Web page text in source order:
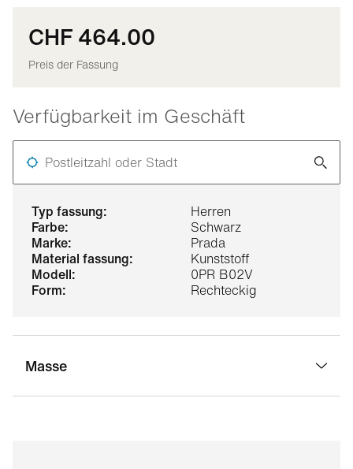
typ fassung:
Herren
farbe:
Schwarz
marke:
Prada
material fassung:
Kunststoff
modell:
0PR B02V
form:
Rechteckig
Masse
CHF 464.00
Preis der Fassung
Verfügbarkeit im Geschäft
Postleitzahl oder Stadt